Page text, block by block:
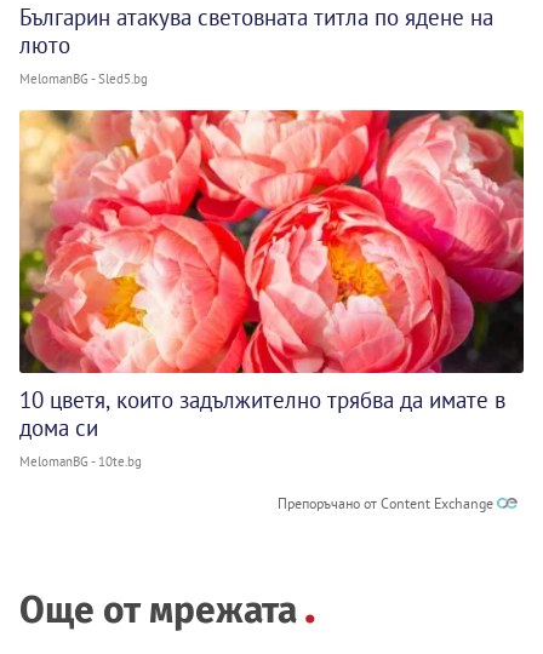
Българин атакува световната титла по ядене на
люто
MelomanBG - Sled5.bg
10 цветя, които задължително трябва да имате в
дома си
MelomanBG - 10te.bg
Препоръчано от Content Exchange
Още от мрежата